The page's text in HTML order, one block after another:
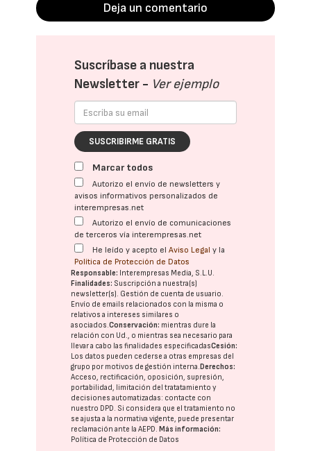
Deja un comentario
Suscríbase a nuestra
Newsletter - Ver ejemplo
SUSCRIBIRME GRATIS
Marcar todos
Autorizo el envío de newsletters y
avisos informativos personalizados de
interempresas.net
Autorizo el envío de comunicaciones
de terceros vía interempresas.net
He leído y acepto elAviso Legal y la
Política de Protección de Datos
Responsable: Interempresas Media, S.L.U.
Finalidades: Suscripción a nuestra(s)
newsletter(s). Gestión de cuenta de usuario.
Envío de emails relacionados con la misma o
relativos a intereses similares o
asociados.Conservación: mientras dure la
relación con Ud., o mientras sea necesario para
llevar a cabo las finalidades especificadasCesión:
Los datos pueden cederse a otras empresas del
grupo por motivos de gestión interna. Derechos:
Acceso, rectificación, oposición, supresión,
portabilidad, limitación del tratatamiento y
decisiones automatizadas: contacte con
nuestro DPD. Si considera que el tratamiento no
se ajusta a la normativa vigente, puede presentar
reclamación ante laAEPD. Más información:
Política de Protección de Datos